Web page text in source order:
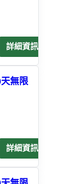
詳細資訊
無限
詳細資訊